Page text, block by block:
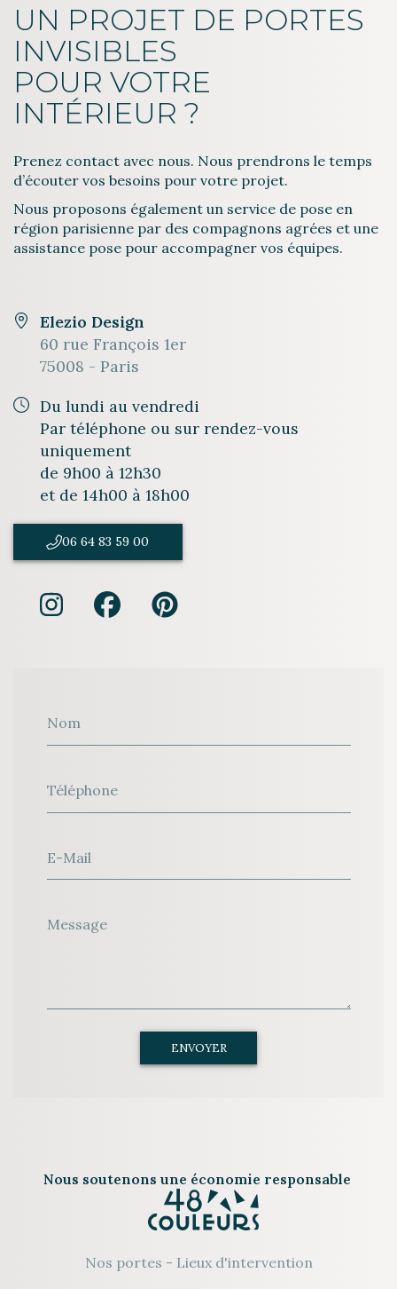
UN PROJET DE PORTES
INVISIBLES
POUR VOTRE
INTÉRIEUR ?
Prenez contact avec nous. Nous prendrons le temps
d’écouter vos besoins pour votre projet.
Nous proposons également un service de pose en
région parisienne par des compagnons agrées et une
assistance pose pour accompagner vos équipes.
Nom
Téléphone
E-Mail
Message
ENVOYER
Elezio Design
60 rue François 1er
75008 - Paris
Du lundi au vendredi
Par téléphone ou sur rendez-vous
uniquement
de 9h00 à 12h30
et de 14h00 à 18h00
06 64 83 59 00
Nous soutenons une économie responsable
Nos portes - Lieux d'intervention